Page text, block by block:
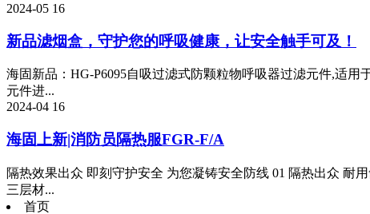
2024-05 16
新品滤烟盒，守护您的呼吸健康，让安全触手可及！
海固新品：HG-P6095自吸过滤式防颗粒物呼吸器过滤元件,适
元件进...
2024-04 16
海固上新|消防员隔热服FGR-F/A
隔热效果出众 即刻守护安全 为您凝铸安全防线 01 隔热出众 耐
三层材...
首页